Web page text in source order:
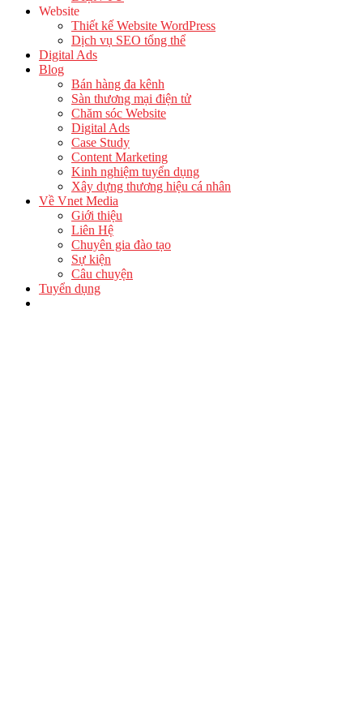
Website
Thiết kế Website WordPress
Dịch vụ SEO tổng thể
Digital Ads
Blog
Bán hàng đa kênh
Sàn thương mại điện tử
Chăm sóc Website
Digital Ads
Case Study
Content Marketing
Kinh nghiệm tuyển dụng
Xây dựng thương hiệu cá nhân
Về Vnet Media
Giới thiệu
Liên Hệ
Chuyên gia đào tạo
Sự kiện
Câu chuyện
Tuyển dụng